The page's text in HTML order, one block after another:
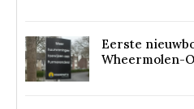
Eerste
Wheermolen-